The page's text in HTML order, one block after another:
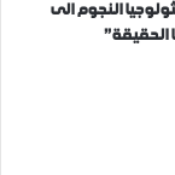
النجوم الى
الحقيقة”